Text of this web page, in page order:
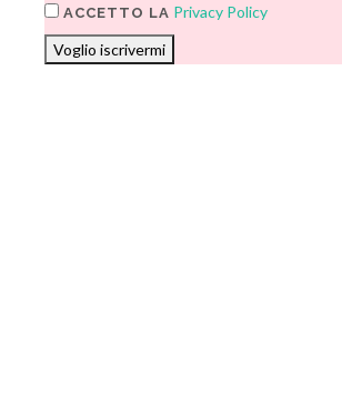
ACCETTO LA Privacy Policy
Voglio iscrivermi